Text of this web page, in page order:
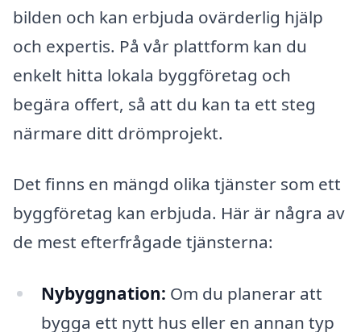
bilden och kan erbjuda ovärderlig hjälp
och expertis. På vår plattform kan du
enkelt hitta lokala byggföretag och
begära offert, så att du kan ta ett steg
närmare ditt drömprojekt.
Det finns en mängd olika tjänster som ett
byggföretag kan erbjuda. Här är några av
de mest efterfrågade tjänsterna:
Nybyggnation: Om du planerar att
bygga ett nytt hus eller en annan typ